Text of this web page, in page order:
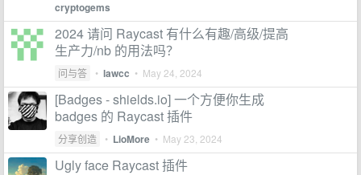
cryptogems
2024 请问 Raycast 有什么有趣/高级/提高
生产力/nb 的用法吗？
问与答 • lawcc • May 24, 2024
[Badges - shields.io] 一个方便你生成
badges 的 Raycast 插件
分享创造 • LioMore • May 23, 2024
Ugly face Raycast 插件